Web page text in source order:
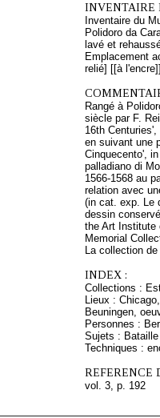
INVENTAIRE
Inventaire du
Polidoro da
lavé et
Emplacement
relié] [[à
Rangé à
siècle par F.
16th
en suivant une
Cinquecento',
palladiano di
1566-1568 au
relation avec
(in cat. exp. Le
dessin
the Art Institute
Memorial
La collection
INDEX :
Collections :
Lieux :
Beuningen,
Personnes :
Sujets : Bataille
Techniques :
REFERENCE
vol. 3, p. 192